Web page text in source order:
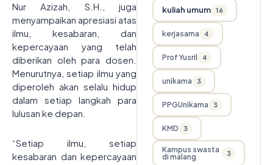
Nur Azizah, S.H., juga
menyampaikan apresiasi atas
ilmu, kesabaran, dan
kepercayaan yang telah
diberikan oleh para dosen.
Menurutnya, setiap ilmu yang
diperoleh akan selalu hidup
dalam setiap langkah para
lulusan ke depan.
“Setiap ilmu, setiap
kesabaran dan kepercayaan
kuliah umum 16
kerjasama 4
Prof Yusril 4
unikama 3
PPGUnikama 3
KMD 3
Kampus swasta
di malang
3